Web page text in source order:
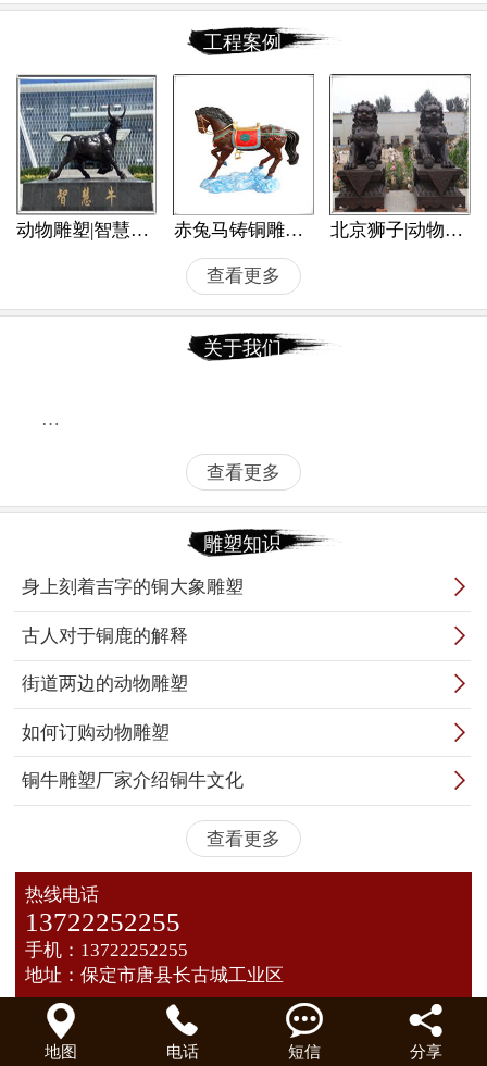
工程案例
动物雕塑|智慧牛铜雕像 赤兔马铸铜雕像|动物雕塑价格 北京狮子|动物铜雕塑
查看更多
关于我们
…
查看更多
雕塑知识

身上刻着吉字的铜大象雕塑

古人对于铜鹿的解释

街道两边的动物雕塑

如何订购动物雕塑

铜牛雕塑厂家介绍铜牛文化
查看更多
热线电话
13722252255
手机：13722252255
地址：保定市唐县长古城工业区

地图

电话

短信

分享